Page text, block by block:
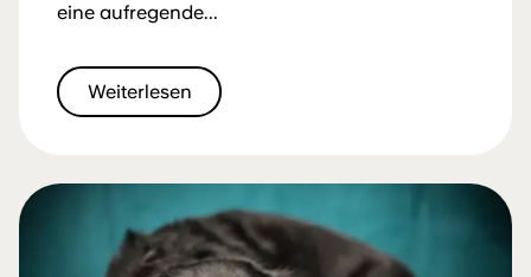
eine aufregende...
Weiterlesen